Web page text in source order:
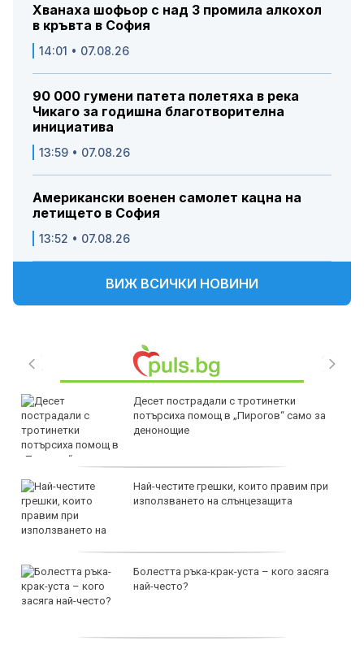
Хванаха шофьор с над 3 промила алкохол
в кръвта в София
14:01 • 07.08.26
90 000 гумени патета полетяха в река
Чикаго за годишна благотворителна
инициатива
13:59 • 07.08.26
Американски военен самолет кацна на
летището в София
13:52 • 07.08.26
ВИЖ ВСИЧКИ НОВИНИ
Десет пострадали с тротинетки
потърсиха помощ в „Пирогов“ само за
денонощие
Най-честите грешки, които правим при
използването на слънцезащита
Болестта ръка-крак-уста – кого засяга
най-често?